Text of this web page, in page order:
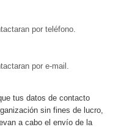
por teléfono.
por e-mail.
tus datos de contacto
sin fines de lucro,
a cabo el envío de la